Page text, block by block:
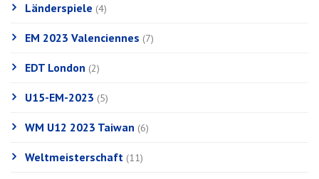
Länderspiele (4)
EM 2023 Valenciennes (7)
EDT London (2)
U15-EM-2023 (5)
WM U12 2023 Taiwan (6)
Weltmeisterschaft (11)